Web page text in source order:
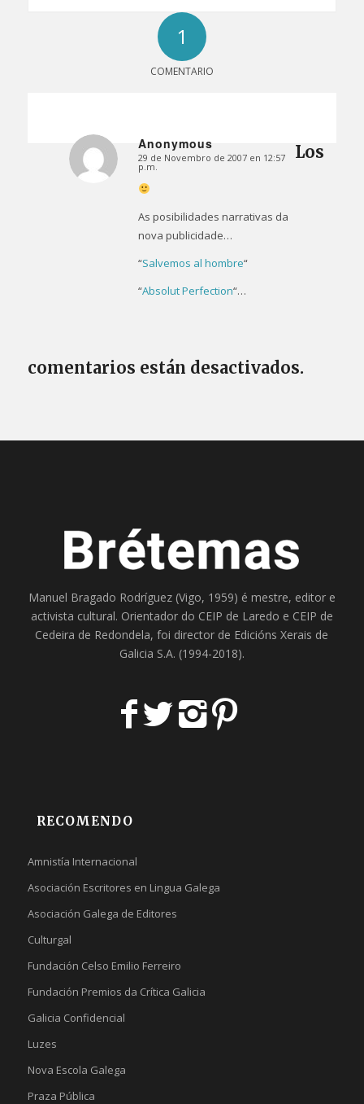
1
COMENTARIO
Anonymous
Dice:
29 de Novembro de 2007 en 12:57
p.m.
As posibilidades narrativas da
nova publicidade…
“Salvemos al hombre“
“Absolut Perfection“…
Los
comentarios están desactivados.
Manuel Bragado Rodríguez (Vigo, 1959) é mestre, editor e
activista cultural. Orientador do CEIP de Laredo e CEIP de
Cedeira de Redondela, foi director de Edicións Xerais de
Galicia S.A. (1994-2018).
RECOMENDO
Amnistía Internacional
Asociación Escritores en Lingua Galega
Asociación Galega de Editores
Culturgal
Fundación Celso Emilio Ferreiro
Fundación Premios da Crítica Galicia
Galicia Confidencial
Luzes
Nova Escola Galega
Praza Pública